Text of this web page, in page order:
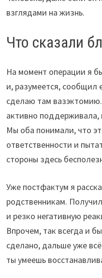
взглядами на жизнь.
Что сказали
На момент операции я
и, разумеется, сообщил
сделаю там
активно поддерживала,
Мы оба понимали, что
ответственности и
стороны здесь
Уже постфактум я
родственникам.
и резко негативную
Впрочем, так всегда и
сделано, дальше уже
ты умеешь